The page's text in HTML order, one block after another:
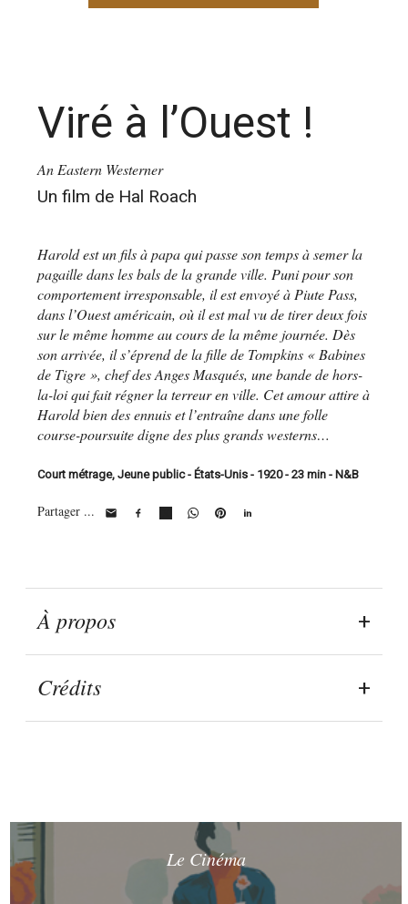
Viré à l’Ouest !
An Eastern Westerner
Un film de Hal Roach
Harold est un fils à papa qui passe son temps à semer la
pagaille dans les bals de la grande ville. Puni pour son
comportement irresponsable, il est envoyé à Piute Pass,
dans l’Ouest américain, où il est mal vu de tirer deux fois
sur le même homme au cours de la même journée. Dès
son arrivée, il s’éprend de la fille de Tompkins « Babines
de Tigre », chef des Anges Masqués, une bande de hors-
la-loi qui fait régner la terreur en ville. Cet amour attire à
Harold bien des ennuis et l’entraîne dans une folle
course-poursuite digne des plus grands westerns…
Court métrage, Jeune public - États-Unis - 1920 - 23 min - N&B
Partager ...
À propos
Crédits
Le Cinéma